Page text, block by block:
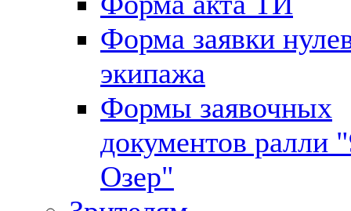
Форма заявки
экипажа
Формы заявочных
документов ралли
Озер"